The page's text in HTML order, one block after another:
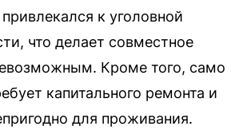
к уголовной
что делает совместное
Кроме того, само
капитального ремонта и
для проживания.